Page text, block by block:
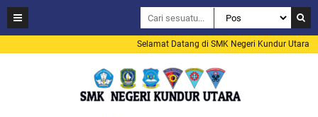
Selamat Datang di SMK Negeri Kundur Utara